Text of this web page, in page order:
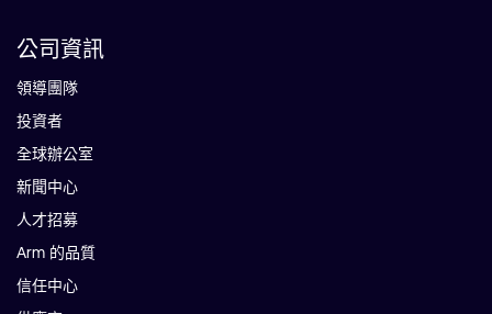
公司資訊
領導團隊
投資者
全球辦公室
新聞中心
人才招募
Arm 的品質
信任中心